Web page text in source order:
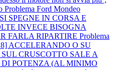
Problema Ford Mondeo
SPEGNE IN CORSA E
INVECE BISOGNA
FARLA RIPARTIRE Problema
ACCELERANDO O SU
CRUSCOTTO SALE A
POTENZA (AL MINIMO